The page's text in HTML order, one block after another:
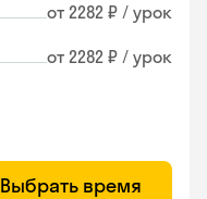
от 2282 ₽ / урок
от 2282 ₽ / урок
Выбрать время